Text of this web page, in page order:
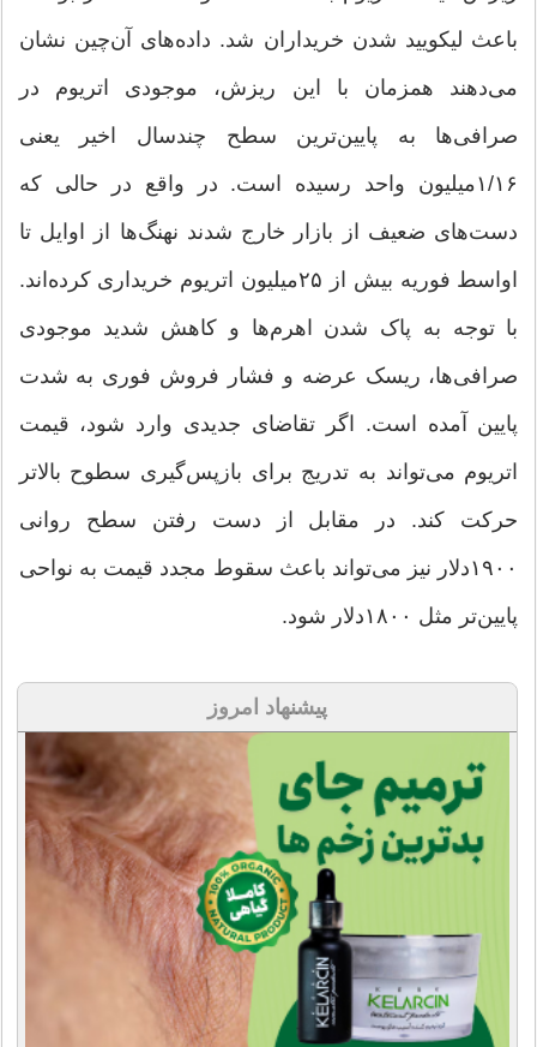
باعث لیکویید شدن خریداران شد. داده‌های آن‌چین نشان
می‌دهند همزمان با این ریزش، موجودی اتریوم در
صرافی‌ها به پایین‌ترین سطح چندسال اخیر یعنی
۱/‌‌۱۶‌میلیون واحد رسیده است. در واقع در حالی که
دست‌های ضعیف از بازار خارج شدند نهنگ‌ها از اوایل تا
اواسط فوریه بیش از ۲۵‌میلیون اتریوم خریداری کرده‌اند.
با توجه به پاک شدن اهرم‌ها و کاهش شدید موجودی
صرافی‌ها، ریسک عرضه و فشار فروش فوری به شدت
پایین آمده است. اگر تقاضای جدیدی وارد شود، قیمت
اتریوم می‌تواند به تدریج برای بازپس‌گیری سطوح بالاتر
حرکت کند. در مقابل از دست رفتن سطح روانی
۱۹۰۰دلار نیز می‌تواند باعث سقوط مجدد قیمت به نواحی
پایین‌تر مثل ۱۸۰۰دلار شود.
پیشنهاد امروز